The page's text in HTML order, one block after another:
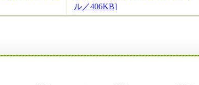
ル／406KB]